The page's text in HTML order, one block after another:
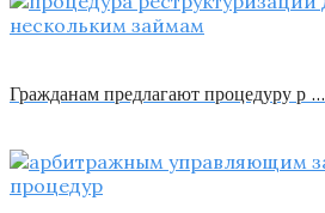
Гражданам предлагают процедуру р …